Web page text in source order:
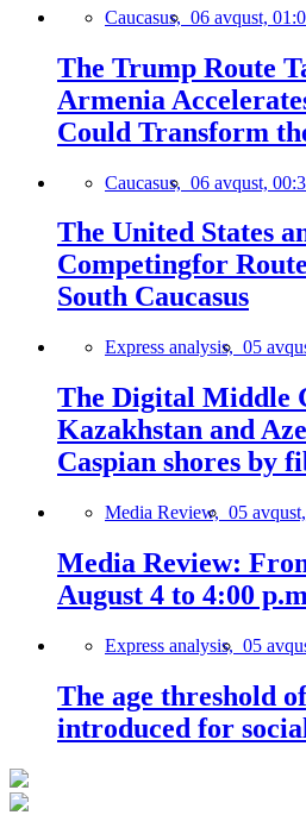
Caucasus, 06 avqust,
The Trump Route
Armenia
Could Transform
Caucasus, 06 avqust,
The United States
Competingfor
South Caucasus
Express analysis, 05
The Digital Middle
Kazakhstan and
Caspian shores by
Media Review, 05
Media Review:
August 4 to 4:00
Express analysis, 05
The age threshold
introduced for